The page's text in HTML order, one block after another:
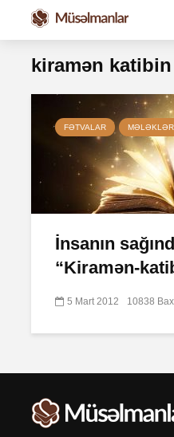
kiramən katibin
FƏTVALAR MƏLƏKLƏR
İnsanın
“Kiramən-
5 Mart 2012 10838